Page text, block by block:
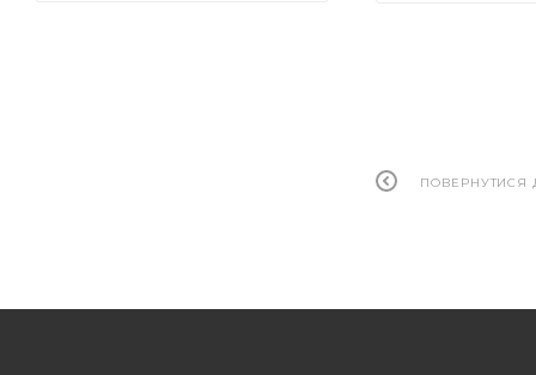
ПОВЕРНУТИСЯ